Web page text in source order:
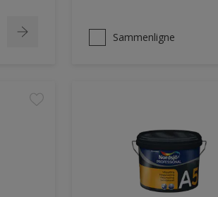
Sammenligne